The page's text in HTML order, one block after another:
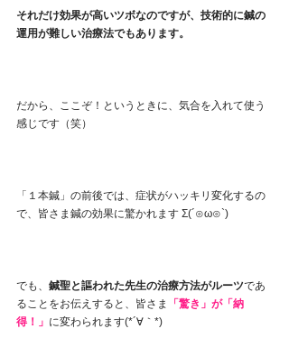
それだけ効果が高いツボなのですが、技術的に鍼の
運用が難しい治療法でもあります。
だから、 ここぞ！ というときに、気合を入れて使う
感じです（笑）
「１本鍼」の前後では、症状がハッキリ変化するの
で、皆さま鍼の効果に驚かれます Σ(´⊙ω⊙`)
でも、 鍼聖と謳われた先生の治療方法がルーツであ
ることをお伝えすると、皆さま
「驚き」が「納
得！」 に変わられます(*´∀｀*)